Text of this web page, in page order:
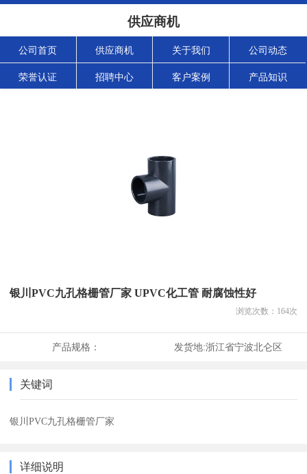
供应商机
公司首页 供应商机 关于我们 公司动态
荣誉认证 招聘中心 客户案例 产品知识
银川PVC九孔格栅管厂家 UPVC化工管 耐腐蚀性好
浏览次数： 164次
产品规格： 发货地:浙江省宁波北仑区
关键词
银川PVC九孔格栅管厂家
详细说明